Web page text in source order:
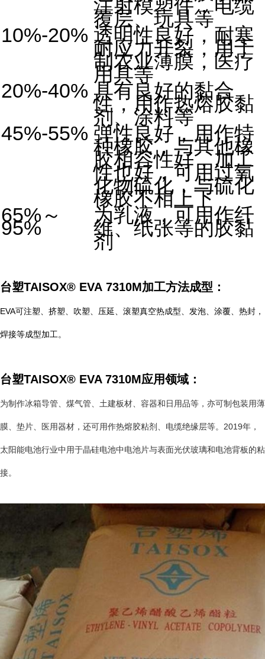
注射模塑件，电缆
覆层、玩具等
10%-20% 透明性良好，耐寒
耐应力开裂，用于
制农业薄膜，医疗
用具等
20%-40% 具有良好的黏合
性，用作热熔胶黏
剂、涂料等
45%-55% 弹性良好，用作特
种橡胶，与其他橡
胶相容性好，加工
性也好，可用过氧
化物硫化，与硫化
橡胶不相上下
65%～
95%
为乳液，可用作纤
维、纸张等的胶黏
剂
台塑TAISOX® EVA 7310M加工方法成型：
EVA可注塑、挤塑、吹塑、压延、滚塑真空热成型、发泡、涂覆、热封，
焊接等成型加工。
台塑TAISOX® EVA 7310M应用领域：
为制作冰箱导管、煤气管、土建板材、容器和日用品等，亦可制包装用薄
膜、垫片、医用器材，还可用作热熔胶粘剂、电缆绝缘层等。2019年，
太阳能电池行业中用于晶硅电池中电池片与表面光伏玻璃和电池背板的粘
接。